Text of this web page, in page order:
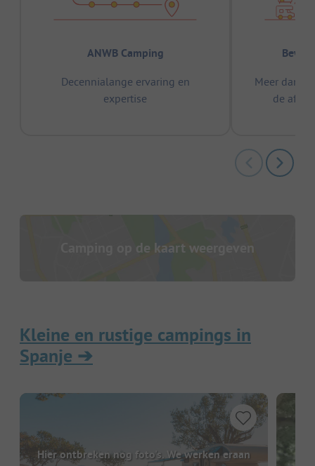
ANWB Camping
Decennialange ervaring en
expertise
Meer dan
de
Camping op de kaart weergeven
Kleine en rustige campings in
Spanje ➔
Hier ontbreken nog foto's. We werken eraan